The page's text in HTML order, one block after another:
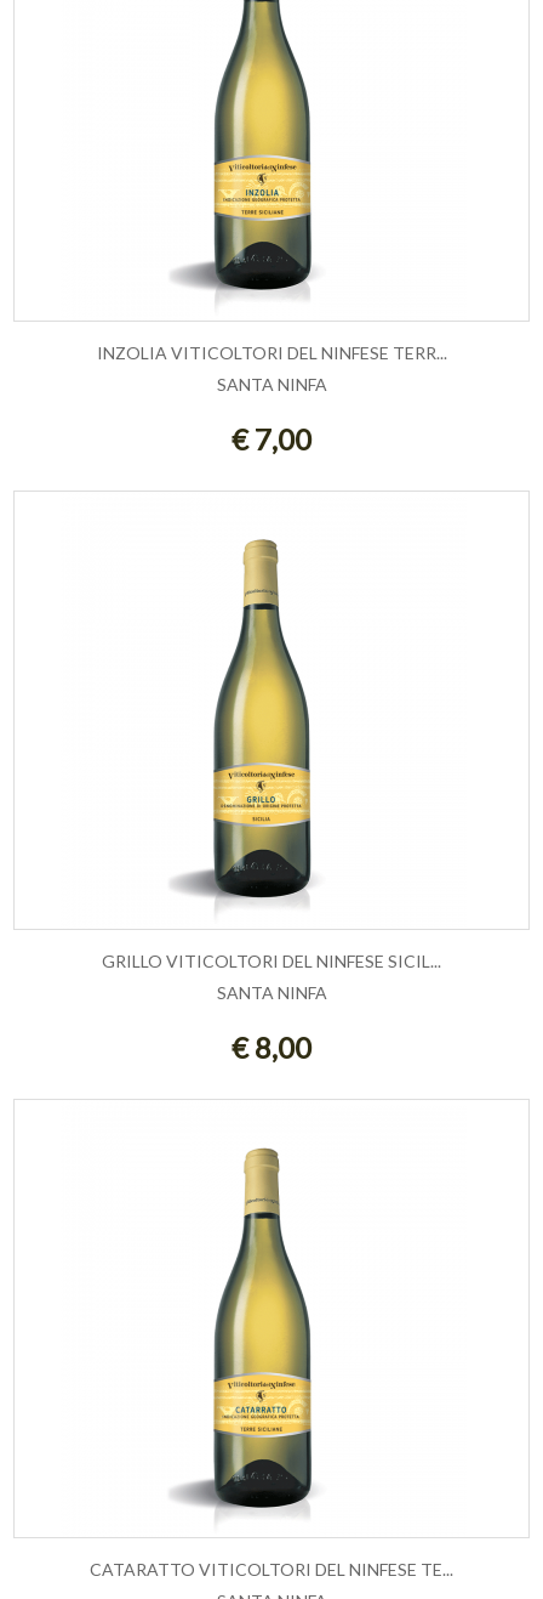
ESAURITO
INZOLIA VITICOLTORI DEL NINFESE TERR...
SANTA NINFA
€ 7,00
ESAURITO
GRILLO VITICOLTORI DEL NINFESE SICIL...
SANTA NINFA
€ 8,00
CATARATTO VITICOLTORI DEL NINFESE TE...